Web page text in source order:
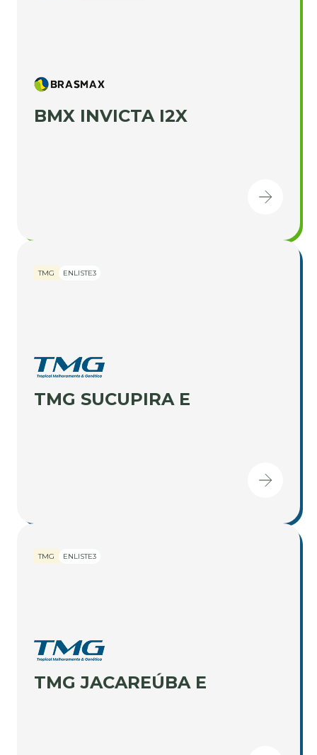
BMX INVICTA I2X
TMG ENLISTE3
TMG SUCUPIRA E
TMG ENLISTE3
TMG JACAREÚBA E